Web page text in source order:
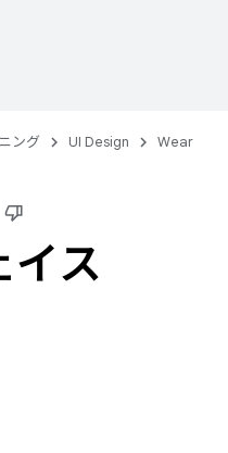
ング UI Design
Wear
イス